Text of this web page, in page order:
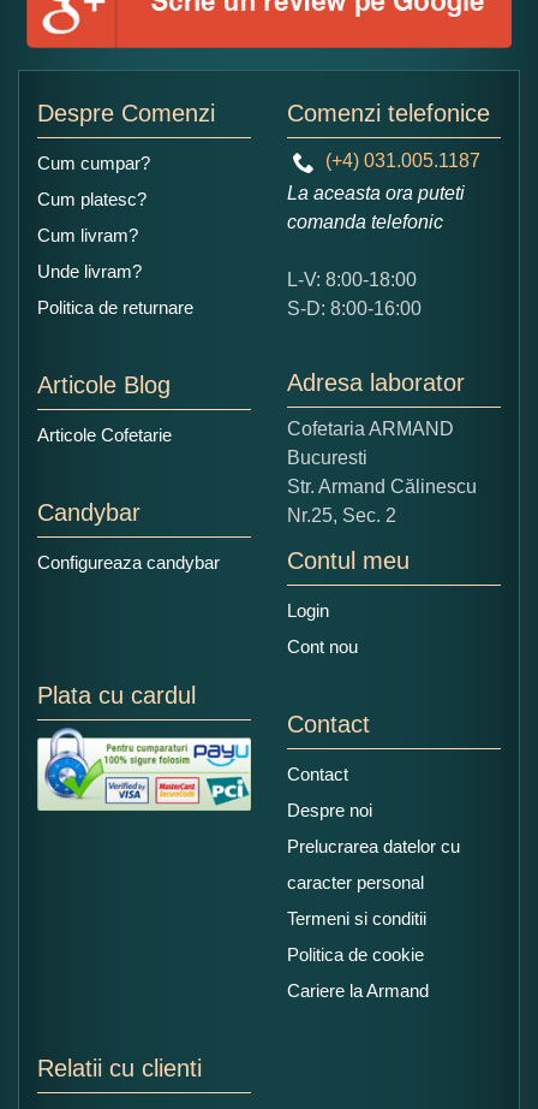
Ce nota acordati acestui produs?
5
Copiati alaturi numarul din imagine:
Despre Comenzi
Cum cumpar?
Cum platesc?
Cum livram?
Unde livram?
Politica de returnare
Articole Blog
Articole Cofetarie
Candybar
Configureaza candybar
Comenzi telefonice
(+4) 031.005.1187
La aceasta ora puteti
comanda telefonic
L-V: 8:00-18:00
S-D: 8:00-16:00
Adresa laborator
Cofetaria ARMAND
Bucuresti
Str. Armand Călinescu
Nr.25, Sec. 2
Contul meu
Login
Cont nou
Plata cu cardul
Contact
Contact
Despre noi
Prelucrarea datelor cu
caracter personal
Termeni si conditii
Politica de cookie
Cariere la Armand
Relatii cu clienti